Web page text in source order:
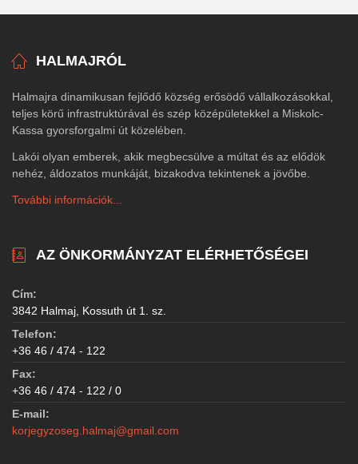
HALMAJRÓL
Halmajra dinamikusan fejlődő község erősödő vállalkozásokkal,
teljes körű infrastruktúrával és szép középületekkel a Miskolc-
Kassa gyorsforgalmi út közelében.
Lakói olyan emberek, akik megbecsülve a múltat és az elődök
nehéz, áldozatos munkáját, bizakodva tekintenek a jövőbe.
További információk...
AZ ÖNKORMÁNYZAT ELÉRHETŐSÉGEI
Cím:
3842 Halmaj, Kossuth út 1. sz.
Telefon:
+36 46 / 474 - 122
Fax:
+36 46 / 474 - 122 / 0
E-mail:
korjegyzoseg.halmaj@gmail.com